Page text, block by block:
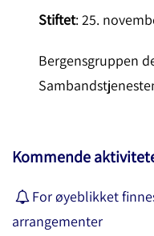
Stiftet: 25.
Bergensgruppen
Kommende
For øyeblikket
arrangementer